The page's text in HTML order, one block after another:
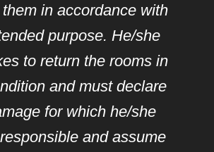
in accordance with
purpose. He/she
to return the rooms in
and must declare
for which he/she
and assume